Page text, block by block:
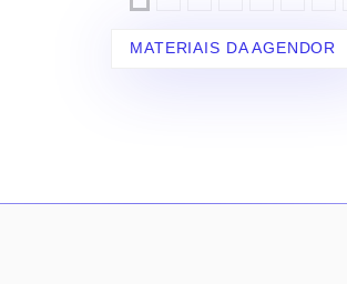
MATERIAIS DA AGENDOR